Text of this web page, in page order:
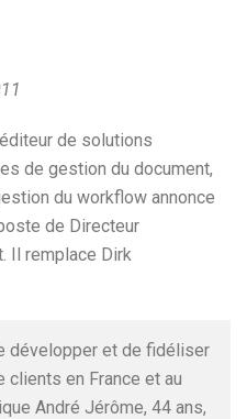
de solutions
de gestion du document,
du workflow annonce
de Directeur
Il remplace Dirk
développer et de fidéliser
en France et au
André Jérôme, 44 ans,